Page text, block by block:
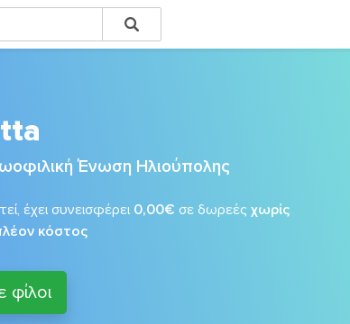
Ένωση Ηλιούπολης
έχει συνεισφέρει 0,00€ σε δωρεές χωρίς
κόστος
φίλοι